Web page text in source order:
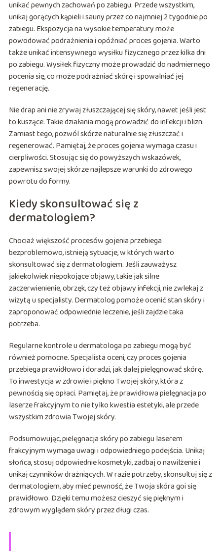
unikać pewnych zachowań po zabiegu. Przede wszystkim,
unikaj gorących kąpieli i sauny przez co najmniej 2 tygodnie po
zabiegu. Ekspozycja na wysokie temperatury może
powodować podrażnienia i opóźniać proces gojenia. Warto
także unikać intensywnego wysiłku fizycznego przez kilka dni
po zabiegu. Wysiłek fizyczny może prowadzić do nadmiernego
pocenia się, co może podrażniać skórę i spowalniać jej
regenerację.
Nie drap ani nie zrywaj złuszczającej się skóry, nawet jeśli jest
to kuszące. Takie działania mogą prowadzić do infekcji i blizn.
Zamiast tego, pozwól skórze naturalnie się złuszczać i
regenerować. Pamiętaj, że proces gojenia wymaga czasu i
cierpliwości. Stosując się do powyższych wskazówek,
zapewnisz swojej skórze najlepsze warunki do zdrowego
powrotu do formy.
Kiedy skonsultować się z
dermatologiem?
Chociaż większość procesów gojenia przebiega
bezproblemowo, istnieją sytuacje, w których warto
skonsultować się z dermatologiem. Jeśli zauważysz
jakiekolwiek niepokojące objawy, takie jak silne
zaczerwienienie, obrzęk, czy też objawy infekcji, nie zwlekaj z
wizytą u specjalisty. Dermatolog pomoże ocenić stan skóry i
zaproponować odpowiednie leczenie, jeśli zajdzie taka
potrzeba.
Regularne kontrole u dermatologa po zabiegu mogą być
również pomocne. Specjalista oceni, czy proces gojenia
przebiega prawidłowo i doradzi, jak dalej pielęgnować skórę.
To inwestycja w zdrowie i piękno Twojej skóry, która z
pewnością się opłaci. Pamiętaj, że prawidłowa pielęgnacja po
laserze frakcyjnym to nie tylko kwestia estetyki, ale przede
wszystkim zdrowia Twojej skóry.
Podsumowując, pielęgnacja skóry po zabiegu laserem
frakcyjnym wymaga uwagi i odpowiedniego podejścia. Unikaj
słońca, stosuj odpowiednie kosmetyki, zadbaj o nawilżenie i
unikaj czynników drażniących. W razie potrzeby, skonsultuj się z
dermatologiem, aby mieć pewność, że Twoja skóra goi się
prawidłowo. Dzięki temu możesz cieszyć się pięknym i
zdrowym wyglądem skóry przez długi czas.